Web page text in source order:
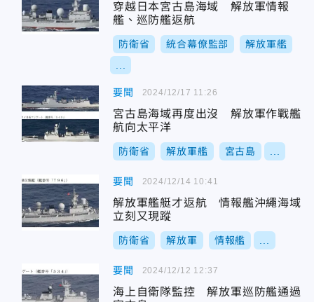
穿越日本宮古島海域 解放軍情報
艦、巡防艦返航
防衛省 統合幕僚監部 解放軍艦
要聞
宮古島海域再度出沒 解放軍作戰艦
航向太平洋
防衛省 解放軍艦 宮古島
2024/12/17 11:26
要聞
解放軍艦艇才返航 情報艦沖繩海域
立刻又現蹤
防衛省 解放軍 情報艦
2024/12/14 10:41
要聞
海上自衛隊監控 解放軍巡防艦通過
2024/12/12 12:37